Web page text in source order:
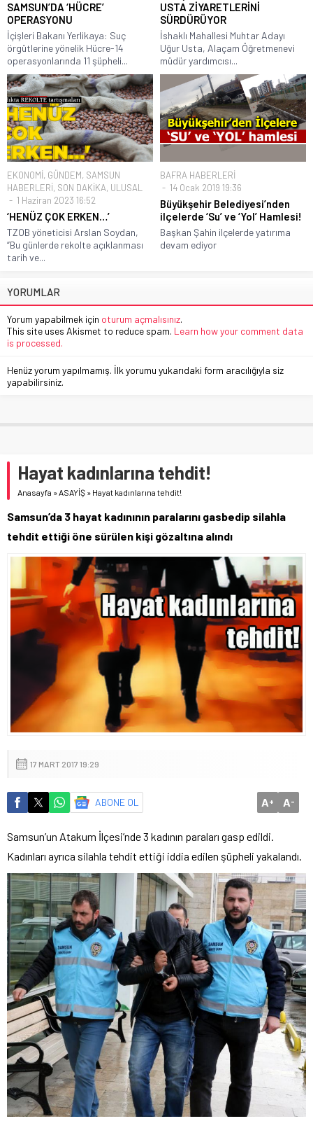
SAMSUN’DA ‘HÜCRE’
OPERASYONU
İçişleri Bakanı Yerlikaya: Suç
örgütlerine yönelik Hücre-14
operasyonlarında 11 şüpheli...
USTA ZİYARETLERİNİ
SÜRDÜRÜYOR
İshaklı Mahallesi Muhtar Adayı
Uğur Usta, Alaçam Öğretmenevi
müdür yardımcısı...
EKONOMİ, GÜNDEM, SAMSUN
HABERLERİ, SON DAKİKA, ULUSAL
1 Haziran 2023 16:52
‘HENÜZ ÇOK ERKEN…’
TZOB yöneticisi Arslan Soydan,
“Bu günlerde rekolte açıklanması
tarih ve...
BAFRA HABERLERİ
14 Ocak 2019 19:36
Büyükşehir Belediyesi’nden
ilçelerde ‘Su’ ve ‘Yol’ Hamlesi!
Başkan Şahin ilçelerde yatırıma
devam ediyor
YORUMLAR
Yorum yapabilmek için oturum açmalısınız.
This site uses Akismet to reduce spam. Learn how your comment data
is processed.
Henüz yorum yapılmamış. İlk yorumu yukarıdaki form aracılığıyla siz
yapabilirsiniz.
Hayat kadınlarına tehdit!
Anasayfa »ASAYİŞ » Hayat kadınlarına tehdit!
Samsun’da 3 hayat kadınının paralarını gasbedip silahla
tehdit ettiği öne sürülen kişi gözaltına alındı
17 MART 2017 19:29
ABONE OL A+ A-
Samsun’un Atakum İlçesi’nde 3 kadının paraları gasp edildi.
Kadınları ayrıca silahla tehdit ettiği iddia edilen şüpheli yakalandı.